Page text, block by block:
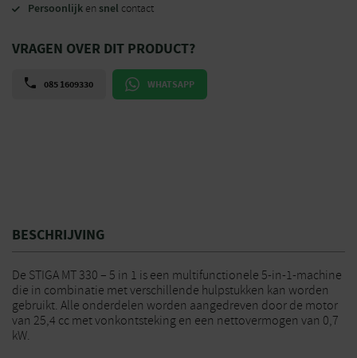
Persoonlijk en snel contact
VRAGEN OVER DIT PRODUCT?
085 1609330 WHATSAPP
BESCHRIJVING
De STIGA MT 330 – 5 in 1 is een multifunctionele 5-in-1-machine
die in combinatie met verschillende hulpstukken kan worden
gebruikt. Alle onderdelen worden aangedreven door de motor
van 25,4 cc met vonkontsteking en een nettovermogen van 0,7
kW.